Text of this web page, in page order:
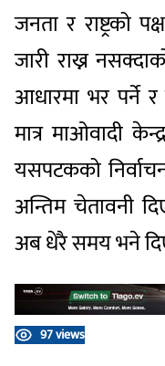
जनता र राष्ट्रको
जारी राख्न
आधारमा भर पर्ने र
मात्र माओवादी
यसपटकको
अन्तिम चेतावनी
अब धेरै समय भने
97 views